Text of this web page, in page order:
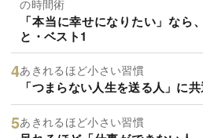
の時間術
「本当に幸せになりたい」なら
と・ベスト1
あきれるほど小さい習慣
「つまらない人生を送る人」に
あきれるほど小さい習慣